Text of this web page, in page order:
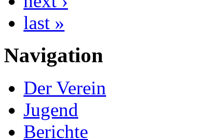
last »
Navigation
Der Verein
Jugend
Berichte